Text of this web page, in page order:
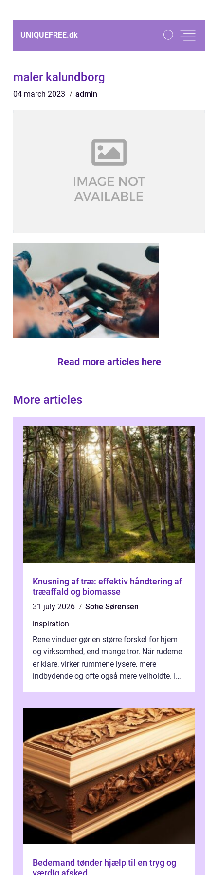
UNIQUEFREE.dk
maler kalundborg
04 march 2023 admin
Read more articles here
More articles
Knusning af træ: effektiv håndtering af
træaffald og biomasse
31 july 2026
Sofie Sørensen
inspiration
Rene vinduer gør en større forskel for hjem
og virksomhed, end mange tror. Når ruderne
er klare, virker rummene lysere, mere
indbydende og ofte også mere velholdte. I
Bedemand tønder hjælp til en tryg og
værdig afsked